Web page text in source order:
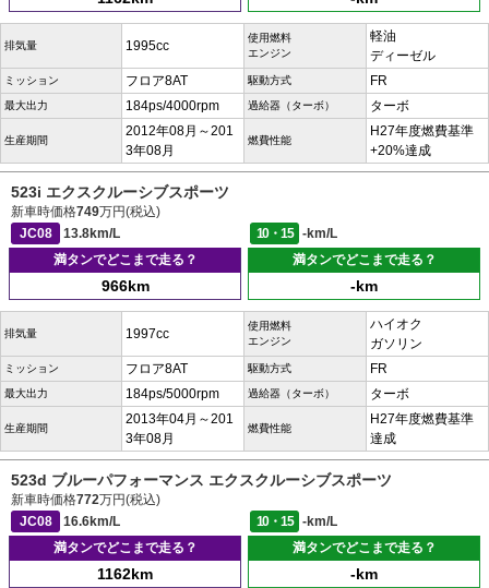
排気量 1995cc
使用燃料
エンジン
軽油
ディーゼル
ミッション フロア8AT 駆動方式 FR
最大出力 184ps/4000rpm 過給器（ターボ） ターボ
生産期間
2012年08月～201
3年08月
燃費性能
H27年度燃費基準
+20%達成
523i エクスクルーシブスポーツ
新車時価格749万円(税込)
JC08
13.8km/L 10・15
-km/L
満タンでどこまで走る？
966km
満タンでどこまで走る？
-km
排気量 1997cc
使用燃料
エンジン
ハイオク
ガソリン
ミッション フロア8AT 駆動方式 FR
最大出力 184ps/5000rpm 過給器（ターボ） ターボ
生産期間
2013年04月～201
3年08月
燃費性能
H27年度燃費基準
達成
523d ブルーパフォーマンス エクスクルーシブスポーツ
新車時価格772万円(税込)
JC08
16.6km/L 10・15
-km/L
満タンでどこまで走る？
1162km
満タンでどこまで走る？
-km